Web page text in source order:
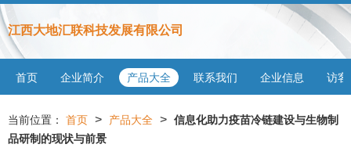
江西大地汇联科技发展有限公司
首页 企业简介 产品大全 联系我们 企业信息 访客
当前位置： 首页 > 产品大全 > 信息化助力疫苗冷链建设与生物制
品研制的现状与前景